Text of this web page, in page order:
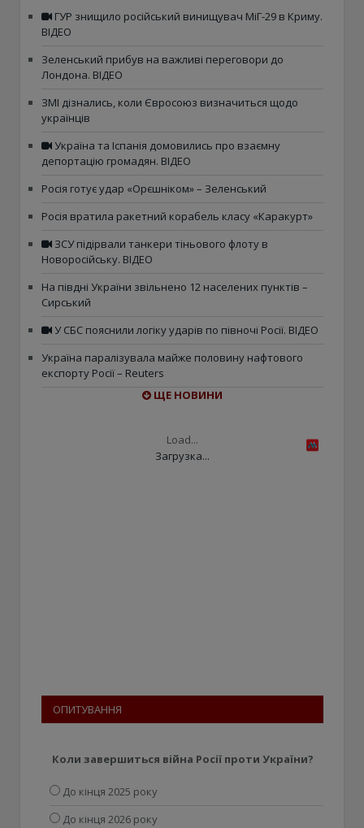
ГУР знищило російський винищувач МіГ-29 в Криму.
ВІДЕО
Зеленський прибув на важливі переговори до
Лондона. ВІДЕО
ЗМІ дізнались, коли Євросоюз визначиться щодо
українців
Україна та Іспанія домовились про взаємну
депортацію громадян. ВІДЕО
Росія готує удар «Орєшніком» – Зеленський
Росія вратила ракетний корабель класу «Каракурт»
ЗСУ підірвали танкери тіньового флоту в
Новоросійську. ВІДЕО
На півдні України звільнено 12 населених пунктів –
Сирський
У СБС пояснили логіку ударів по півночі Росії. ВІДЕО
Україна паралізувала майже половину нафтового
експорту Росії – Reuters
ЩЕ НОВИНИ
Load...
Загрузка...
ОПИТУВАННЯ
Коли завершиться війна Росії проти України?
До кінця 2025 року
До кінця 2026 року